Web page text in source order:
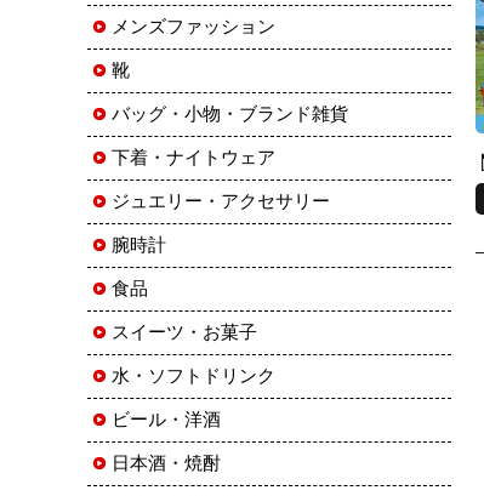
メンズファッション
靴
バッグ・小物・ブランド雑貨
下着・ナイトウェア
ジュエリー・アクセサリー
腕時計
食品
スイーツ・お菓子
水・ソフトドリンク
ビール・洋酒
日本酒・焼酎